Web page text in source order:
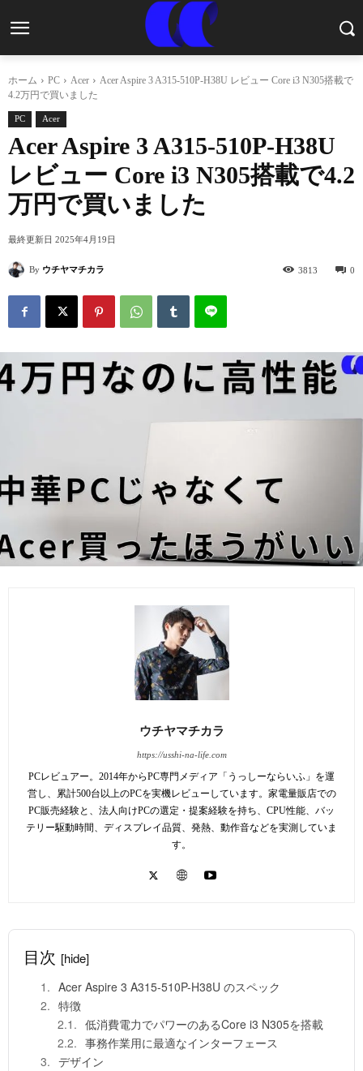
ホーム PC Acer
Acer Aspire 3 A315-510P-H38U レビュー Core i3 N305搭載で
4.2万円で買いました
PC Acer
Acer Aspire 3 A315-510P-H38U
レビュー Core i3 N305搭載で4.2
万円で買いました
最終更新日 2025年4月19日
By ウチヤマチカラ 0
3813
ウチヤマチカラ
https://usshi-na-life.com
PCレビュアー。2014年からPC専門メディア「うっしーならいふ」を運
営し、累計500台以上のPCを実機レビューしています。家電量販店での
PC販売経験と、法人向けPCの選定・提案経験を持ち、CPU性能、バッ
テリー駆動時間、ディスプレイ品質、発熱、動作音などを実測していま
す。
目次 [hide]
Acer Aspire 3 A315-510P-H38U のスペック
特徴
低消費電力でパワーのあるCore i3 N305を搭載
事務作業用に最適なインターフェース
デザイン